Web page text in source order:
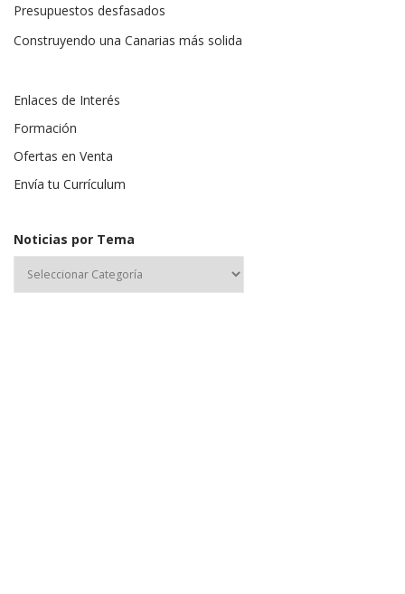
Presupuestos desfasados
Construyendo una Canarias más solida
Enlaces de Interés
Formación
Ofertas en Venta
Envía tu Currículum
Noticias por Tema